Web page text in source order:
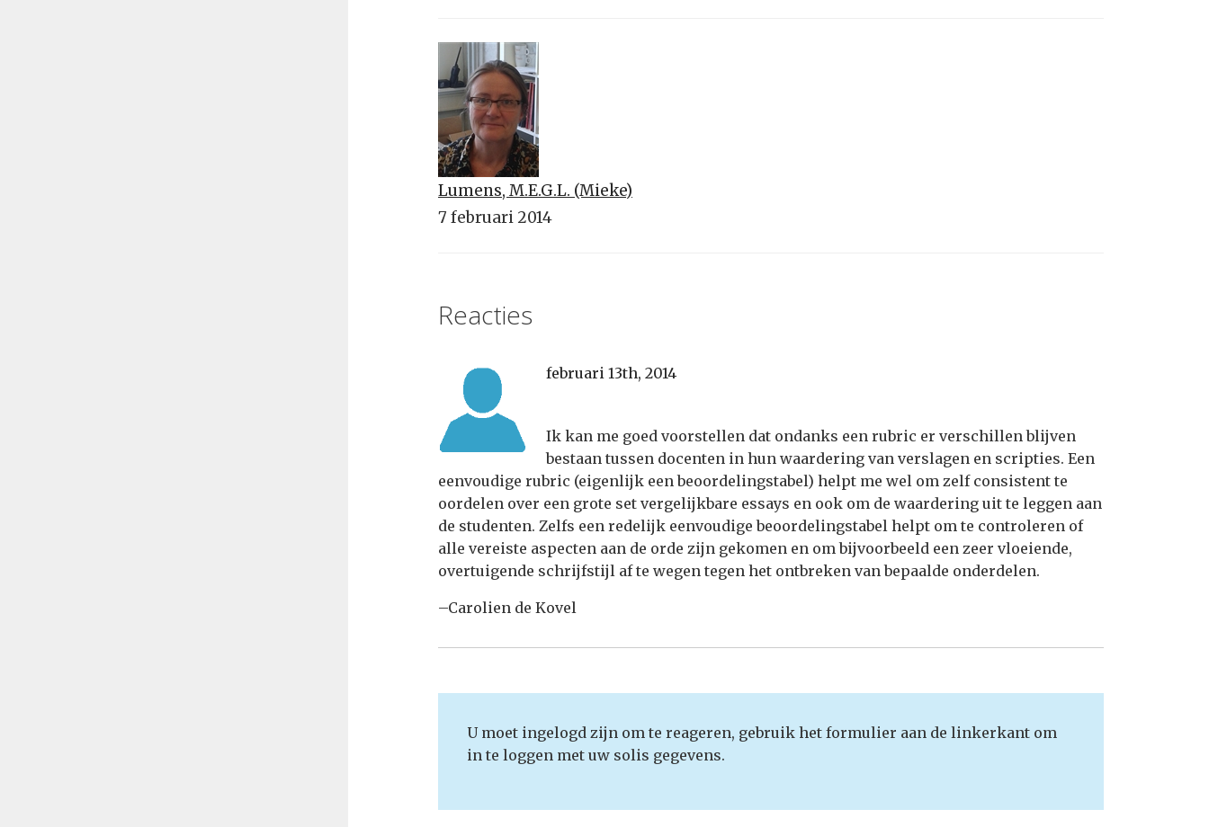
Lumens, M.E.G.L. (Mieke)
7 februari 2014
Reacties
februari 13th, 2014
Ik kan me goed voorstellen dat ondanks een rubric er verschillen blijven
bestaan tussen docenten in hun waardering van verslagen en scripties. Een
eenvoudige rubric (eigenlijk een beoordelingstabel) helpt me wel om zelf consistent te
oordelen over een grote set vergelijkbare essays en ook om de waardering uit te leggen aan
de studenten. Zelfs een redelijk eenvoudige beoordelingstabel helpt om te controleren of
alle vereiste aspecten aan de orde zijn gekomen en om bijvoorbeeld een zeer vloeiende,
overtuigende schrijfstijl af te wegen tegen het ontbreken van bepaalde onderdelen.
–Carolien de Kovel
U moet ingelogd zijn om te reageren, gebruik het formulier aan de linkerkant om
in te loggen met uw solis gegevens.